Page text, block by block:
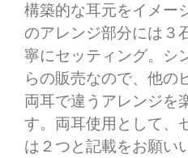
構築的な耳元をイメー
のアレンジ部分には３
寧にセッティング。 シ
らの販売なので、他の
両耳で違うアレンジを
す。両耳使用として、
は２つと記載をお願い